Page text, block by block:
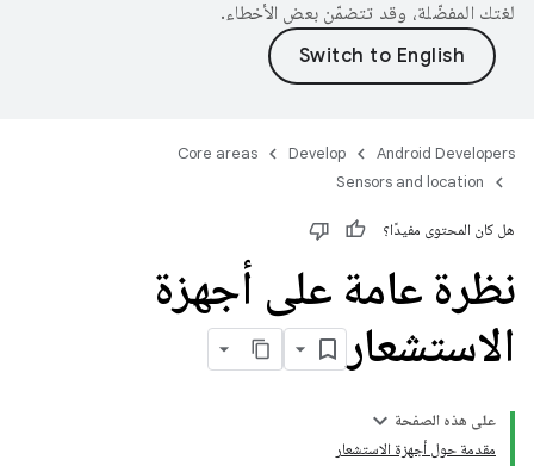
لغتك المفضّلة، وقد تتضمّن بعض الأخطاء.
Android Developers
Develop
Core areas
Sensors and location
هل كان المحتوى مفيدًا؟
نظرة عامة على أجهزة
الاستشعار
على هذه الصفحة
مقدمة حول أجهزة الاستشعار